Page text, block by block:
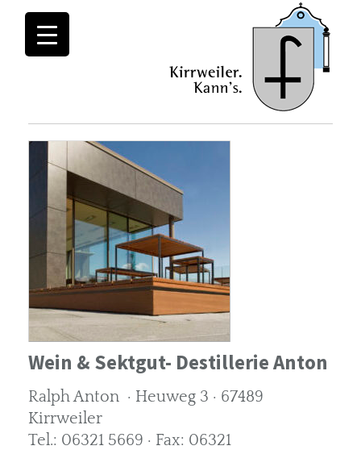
Wein & Sektgut- Destillerie Anton
Ralph Anton · Heuweg 3 · 67489
Kirrweiler
Tel.: 06321 5669 · Fax: 06321